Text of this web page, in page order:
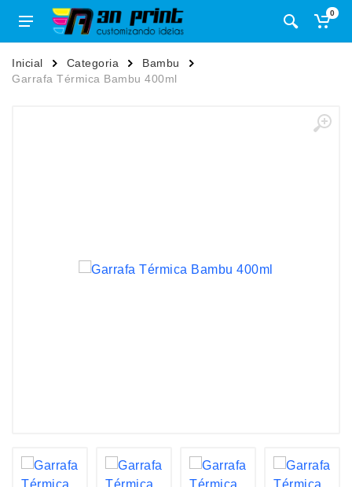
0
Inicial Categoria
Bambu
Garrafa Térmica Bambu 400ml